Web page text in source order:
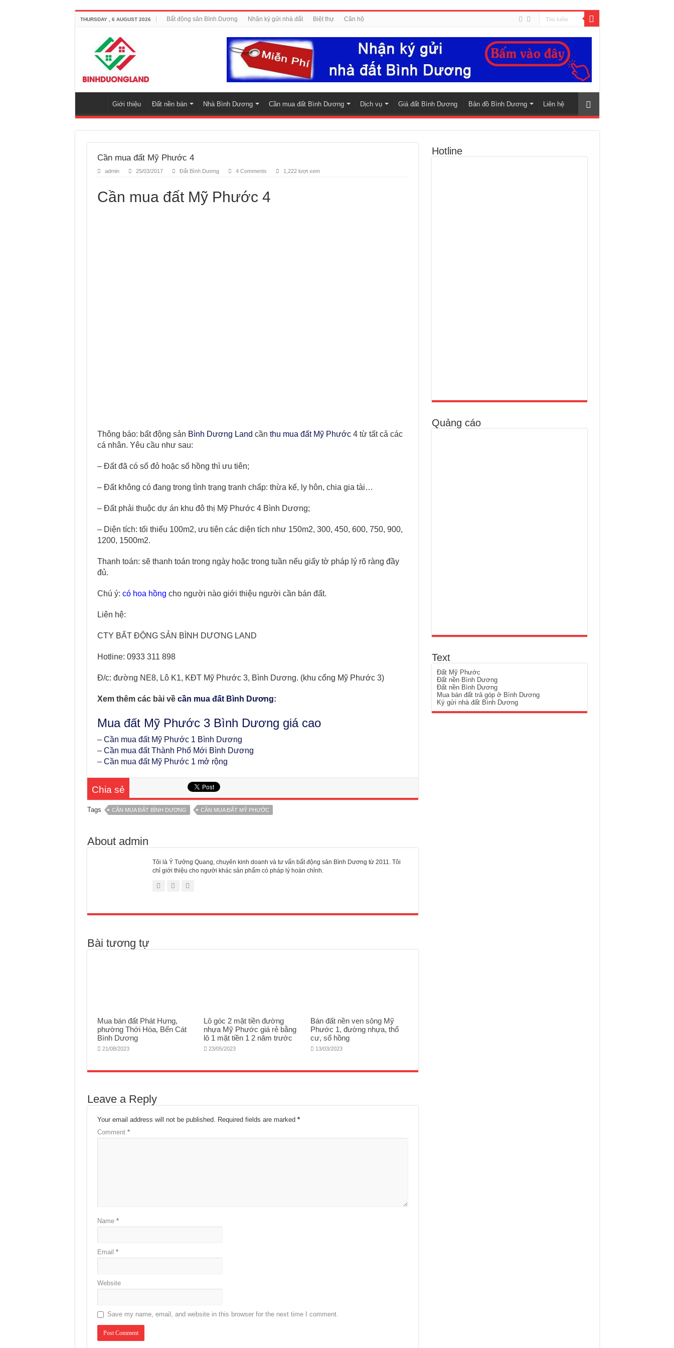
THURSDAY , 6 AUGUST 2026 Bất động sản Bình Dương Nhận ký gửi nhà đất Biệt thự Căn hộ
Giới thiệu Đất nền bán Nhà Bình Dương Cần mua đất Bình Dương Dịch vụ Giá đất Bình Dương Bản đồ Bình Dương Liên hệ
Cần mua đất Mỹ Phước 4
admin 25/03/2017 Đất Bình Dương 4 Comments 1,222 lượt xem
Cần mua đất Mỹ Phước 4
Thông báo: bất động sản Bình Dương Land cần thu mua đất Mỹ Phước4 từ tất cả các
cá nhân. Yêu cầu như sau:
– Đất đã có sổ đỏ hoặc sổ hồng thì ưu tiên;
– Đất không có đang trong tình trạng tranh chấp: thừa kế, ly hôn, chia gia tài…
– Đất phải thuộc dự án khu đô thị Mỹ Phước 4 Bình Dương;
– Diện tích: tối thiểu 100m2, ưu tiên các diện tích như 150m2, 300, 450, 600, 750, 900,
1200, 1500m2.
Thanh toán: sẽ thanh toán trong ngày hoặc trong tuần nếu giấy tờ pháp lý rõ ràng đầy
đủ.
Chú ý: có hoa hồng cho người nào giới thiệu người cần bán đất.
Liên hệ:
CTY BẤT ĐỘNG SẢN BÌNH DƯƠNG LAND
Hotline: 0933 311 898
Đ/c: đường NE8, Lô K1, KĐT Mỹ Phước 3, Bình Dương. (khu cổng Mỹ Phước 3)
Xem thêm các bài về cần mua đất Bình Dương:
Mua đất Mỹ Phước 3 Bình Dương giá cao
– Cần mua đất Mỹ Phước 1 Bình Dương
– Cần mua đất Thành Phố Mới Bình Dương
– Cần mua đất Mỹ Phước 1 mở rộng
Chia sẻ
Tags CẦN MUA ĐẤT BÌNH DƯƠNG CẦN MUA ĐẤT MỸ PHƯỚC
About admin
Tôi là Ý Tưởng Quang, chuyên kinh doanh và tư vấn bất động sản Bình Dương từ 2011. Tôi
chỉ giới thiệu cho người khác sản phẩm có pháp lý hoàn chỉnh.
Bài tương tự
Mua bán đất Phát Hưng,
phường Thới Hòa, Bến Cát
Bình Dương
21/08/2023
Lô góc 2 mặt tiền đường
nhựa Mỹ Phước giá rẻ bằng
lô 1 mặt tiền 1 2 năm trước
23/05/2023
Bán đất nền ven sông Mỹ
Phước 1, đường nhựa, thổ
cư, sổ hồng
13/03/2023
Leave a Reply
Your email address will not be published. Required fields are marked *
Comment *
Name *
Email *
Website
Save my name, email, and website in this browser for the next time I comment.
Hotline
Quảng cáo
Text
Đất Mỹ Phước
Đất nền Bình Dương
Đất nền Bình Dương
Mua bán đất trả góp ở Bình Dương
Ký gửi nhà đất Bình Dương